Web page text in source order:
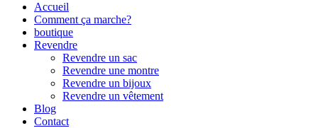
Accueil
Comment ça marche?
boutique
Revendre
Revendre un sac
Revendre une montre
Revendre un bijoux
Revendre un vêtement
Blog
Contact